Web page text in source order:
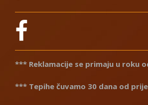
*** Reklamacije se primaju u roku
*** Tepihe čuvamo 30 dana od